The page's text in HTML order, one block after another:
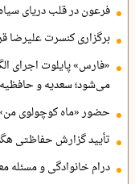
فرعون در قلب دریای سیاه
برگزاری کنسرت علیرضا
«فارس» پایلوت اجرای
می‌شود؛ سعدیه و
حضور «ماه کوچولوی من»
تأیید گزارش حفاظتی
درام خانوادگی و مسئله